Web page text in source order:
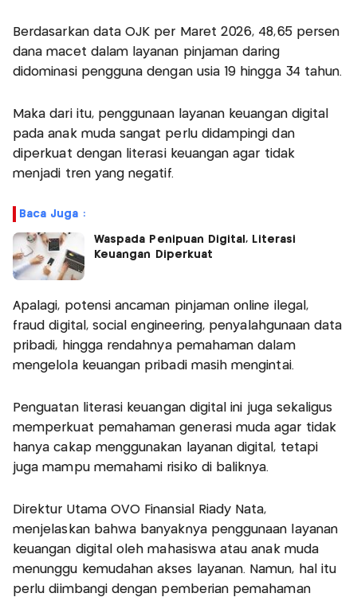
Berdasarkan data OJK per Maret 2026, 48,65 persen
dana macet dalam layanan pinjaman daring
didominasi pengguna dengan usia 19 hingga 34 tahun.
Maka dari itu, penggunaan layanan keuangan digital
pada anak muda sangat perlu didampingi dan
diperkuat dengan literasi keuangan agar tidak
menjadi tren yang negatif.
Baca Juga :
Waspada Penipuan Digital, Literasi
Keuangan Diperkuat
Apalagi, potensi ancaman pinjaman online ilegal,
fraud digital, social engineering, penyalahgunaan data
pribadi, hingga rendahnya pemahaman dalam
mengelola keuangan pribadi masih mengintai.
Penguatan literasi keuangan digital ini juga sekaligus
memperkuat pemahaman generasi muda agar tidak
hanya cakap menggunakan layanan digital, tetapi
juga mampu memahami risiko di baliknya.
Direktur Utama OVO Finansial Riady Nata,
menjelaskan bahwa banyaknya penggunaan layanan
keuangan digital oleh mahasiswa atau anak muda
menunggu kemudahan akses layanan. Namun, hal itu
perlu diimbangi dengan pemberian pemahaman